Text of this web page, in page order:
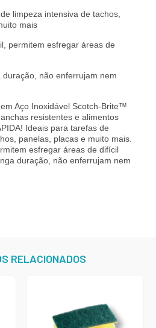
limpeza intensiva de tachos,
mais
permitem esfregar áreas de
duração, não enferrujam nem
Aço Inoxidável Scotch-Brite™
resistentes e alimentos
Ideais para tarefas de
panelas, placas e muito mais.
esfregar áreas de difícil
duração, não enferrujam nem
RELACIONADOS